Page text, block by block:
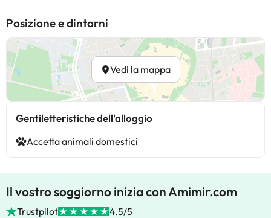
Posizione e dintorni
Vedi la mappa
Gentiletteristiche dell'alloggio
Accetta animali domestici
Il vostro soggiorno inizia con Amimir.com
Trustpilot 4.5/5